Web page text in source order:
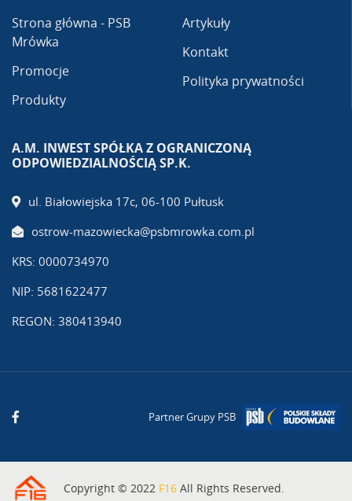
Strona główna - PSB
Mrówka
Promocje
Produkty
Artykuły
Kontakt
Polityka prywatności
A.M. INWEST SPÓŁKA Z OGRANICZONĄ
ODPOWIEDZIALNOŚCIĄ SP.K.
ul. Białowiejska 17c, 06-100 Pułtusk
ostrow-mazowiecka@psbmrowka.com.pl
KRS: 0000734970
NIP: 5681622477
REGON: 380413940
Partner Grupy PSB
Copyright © 2022 F16 All Rights Reserved.